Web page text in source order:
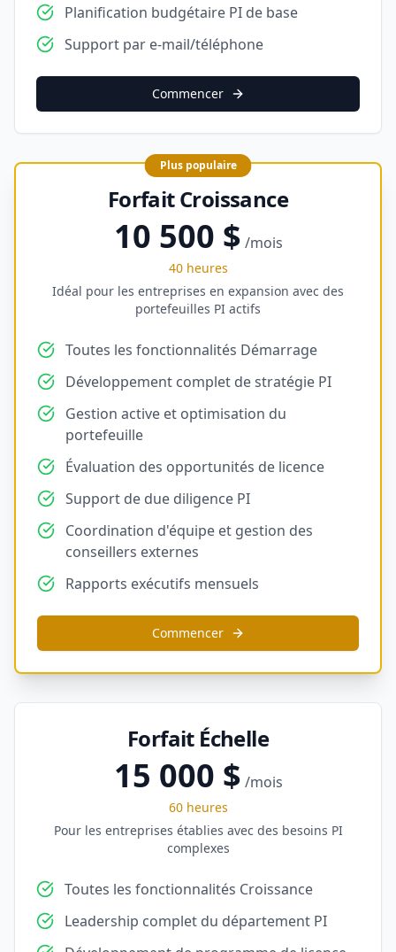
Planification budgétaire PI de base
Support par e-mail/téléphone
Commencer
Plus populaire
Forfait Croissance
10 500 $ /mois
40 heures
Idéal pour les entreprises en expansion avec des
portefeuilles PI actifs
Toutes les fonctionnalités Démarrage
Développement complet de stratégie PI
Gestion active et optimisation du
portefeuille
Évaluation des opportunités de licence
Support de due diligence PI
Coordination d'équipe et gestion des
conseillers externes
Rapports exécutifs mensuels
Commencer
Forfait Échelle
15 000 $ /mois
60 heures
Pour les entreprises établies avec des besoins PI
complexes
Toutes les fonctionnalités Croissance
Leadership complet du département PI